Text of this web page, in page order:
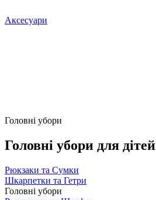
Аксесуари
Головні убори
Головні убори для дітей
Рюкзаки та Сумки
Шкарпетки та Гетри
Головні убори